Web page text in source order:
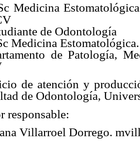
Medicina
de Odontología
Medicina
de Patología,
de atención y
de Odontología,
responsable:
Villarroel Dorrego.